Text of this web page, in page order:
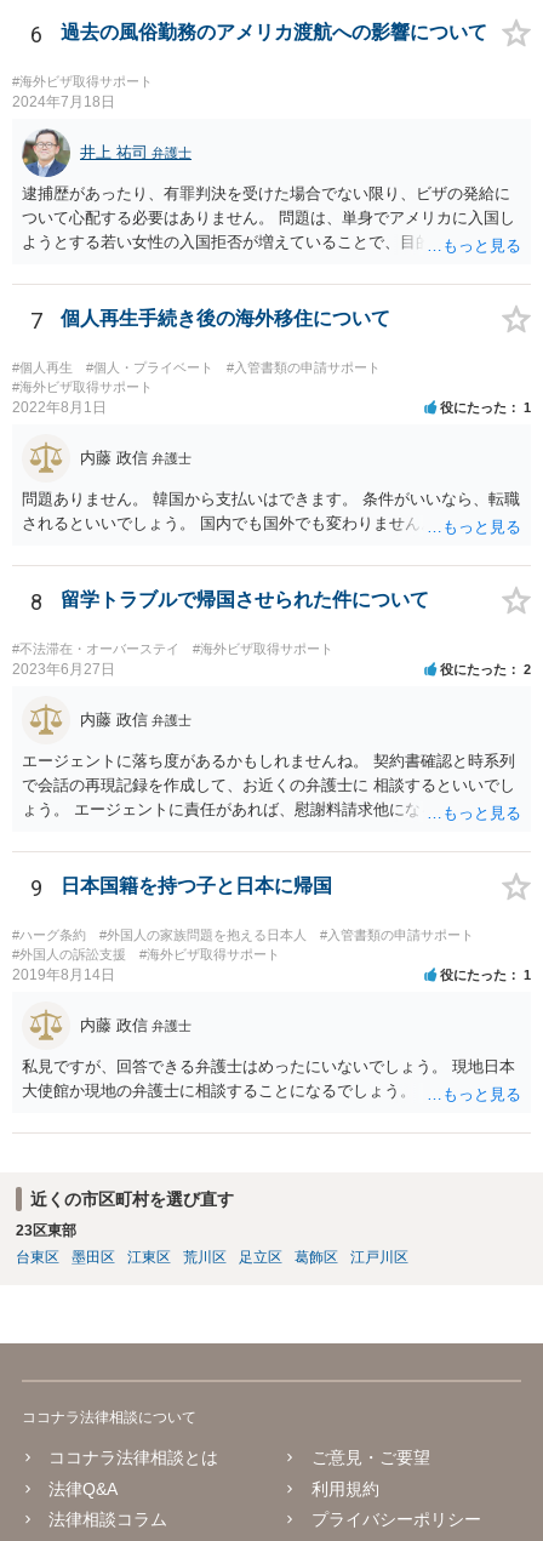
6 過去の風俗勤務のアメリカ渡航への影響について
#海外ビザ取得サポート
2024年7月18日
井上 祐司 弁護士
逮捕歴があったり、有罪判決を受けた場合でない限り、ビザの発給に
ついて心配する必要はありません。 問題は、単身でアメリカに入国し
ようとする若い女性の入国拒否が増えていることで、目的・滞在期
に渡米歴がある場合には過去に訪問した場所等を細かく聞かれ、その
中に矛盾があると入国を拒否される事例が実際に数多く見聞きされて
す。
7 個人再生手続き後の海外移住について
#個人再生 #個人・プライベート
#入管書類の申請サポート
#海外ビザ取得サポート
2022年8月1日 役にたった 1
内藤 政信 弁護士
問題ありません。 韓国から支払いはできます。 条件がいいなら、転職
されるといいでしょう。 国内でも国外でも変わりません。
8 留学トラブルで帰国させられた件について
#不法滞在・オーバーステイ #海外ビザ取得サポート
2023年6月27日 役にたった 2
内藤 政信 弁護士
エージェントに落ち度があるかもしれませんね。 契約書確認と時系列
で会話の再現記録を作成して、お近くの弁護士に 相談するといいでし
ょう。 エージェントに責任があれば、慰謝料請求他になるでしょう。
9 日本国籍を持つ子と日本に帰国
#ハーグ条約 #外国人の家族問題を抱える日本人
#入管書類の申請サポート
#外国人の訴訟支援
#海外ビザ取得サポート
2019年8月14日 役にたった 1
内藤 政信 弁護士
私見ですが、回答できる弁護士はめったにいないでしょう。 現地日本
大使館か現地の弁護士に相談することになるでしょう。
近くの市区町村を選び直す
23区東部
台東区
墨田区 江東区 荒川区 足立区 葛飾区 江戸川区
ココナラ法律相談について
ココナラ法律相談とは
法律Q&A
法律相談コラム
ご意見・ご要望
利用規約
プライバシーポリシー